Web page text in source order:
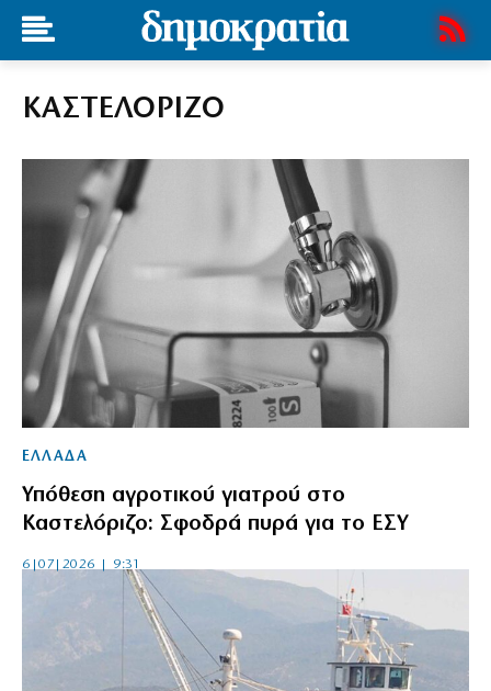
ΚΑΣΤΕΛΟΡΙΖΟ
ΕΛΛΑΔΑ
Υπόθεση αγροτικού γιατρού στο
Καστελόριζο: Σφοδρά πυρά για το ΕΣΥ
6|07|2026 | 9:31